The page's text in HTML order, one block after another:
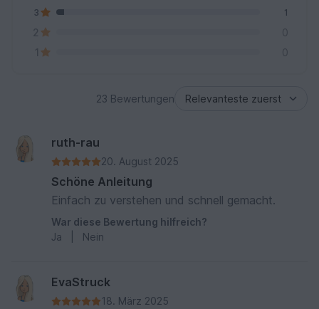
3
1
2
0
1
0
23 Bewertungen
ruth-rau
20. August 2025
Schöne Anleitung
Einfach zu verstehen und schnell gemacht.
War diese Bewertung hilfreich?
Ja
Nein
EvaStruck
18. März 2025